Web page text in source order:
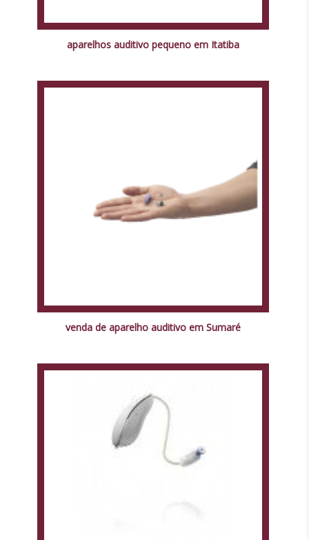
aparelhos auditivo pequeno em Itatiba
venda de aparelho auditivo em Sumaré